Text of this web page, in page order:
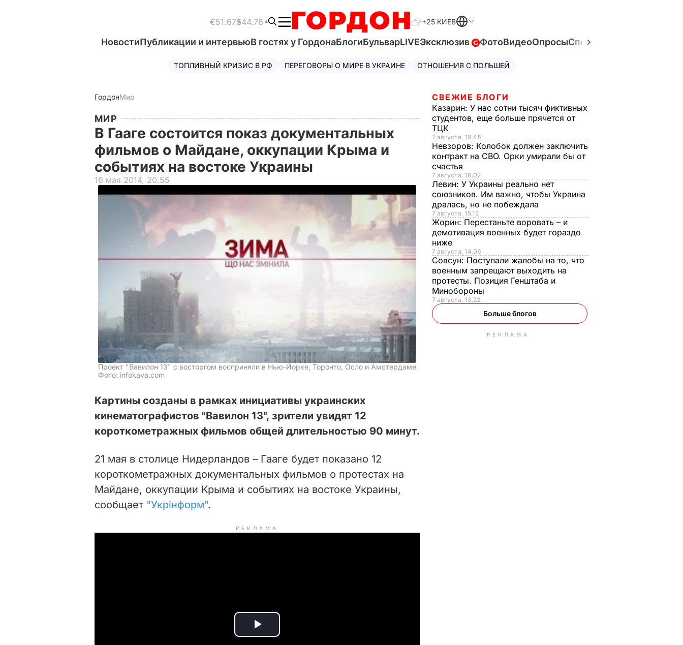
€51.67$44.76 +25 КИЕВ
НовостиПубликации и интервьюВ гостях у ГордонаБлогиБульварLIVEЭксклюзив ФотоВидеоОпросыСпецпроекты
ТОПЛИВНЫЙ КРИЗИС В РФ ПЕРЕГОВОРЫ О МИРЕ В УКРАИНЕ ОТНОШЕНИЯ С ПОЛЬШЕЙ
ГордонМир
МИР
В Гааге состоится показ документальных
фильмов о Майдане, оккупации Крыма и
событиях на востоке Украины
16 мая 2014, 20.55
Проект "Вавилон 13" с восторгом восприняли в Нью-Йорке, Торонто, Осло и Амстердаме
Фото: infokava.com
Картины созданы в рамках инициативы украинских
кинематографистов "Вавилон 13", зрители увидят 12
короткометражных фильмов общей длительностью 90 минут.
21 мая в столице Нидерландов – Гааге будет показано 12
короткометражных документальных фильмов о протестах на
Майдане, оккупации Крыма и событиях на востоке Украины,
сообщает "Укрiнформ".
РЕКЛАМА
P
СВЕЖИЕ БЛОГИ
Казарин: У нас сотни тысяч фиктивных
студентов, еще больше прячется от
ТЦК
7 августа, 19.48
Невзоров: Колобок должен заключить
контракт на СВО. Орки умирали бы от
счастья
7 августа, 16.02
Левин: У Украины реально нет
союзников. Им важно, чтобы Украина
дралась, но не побеждала
7 августа, 15.12
Жорин: Перестаньте воровать – и
демотивация военных будет гораздо
ниже
7 августа, 14.06
Совсун: Поступали жалобы на то, что
военным запрещают выходить на
протесты. Позиция Генштаба и
Минобороны
7 августа, 13.22
Больше блогов
РЕКЛАМА